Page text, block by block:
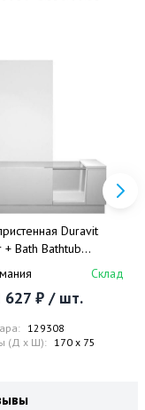
Duravit
+ Bath Bathtub
Склад
627 ₽ / шт.
129308
(Д x Ш):
170 x 75